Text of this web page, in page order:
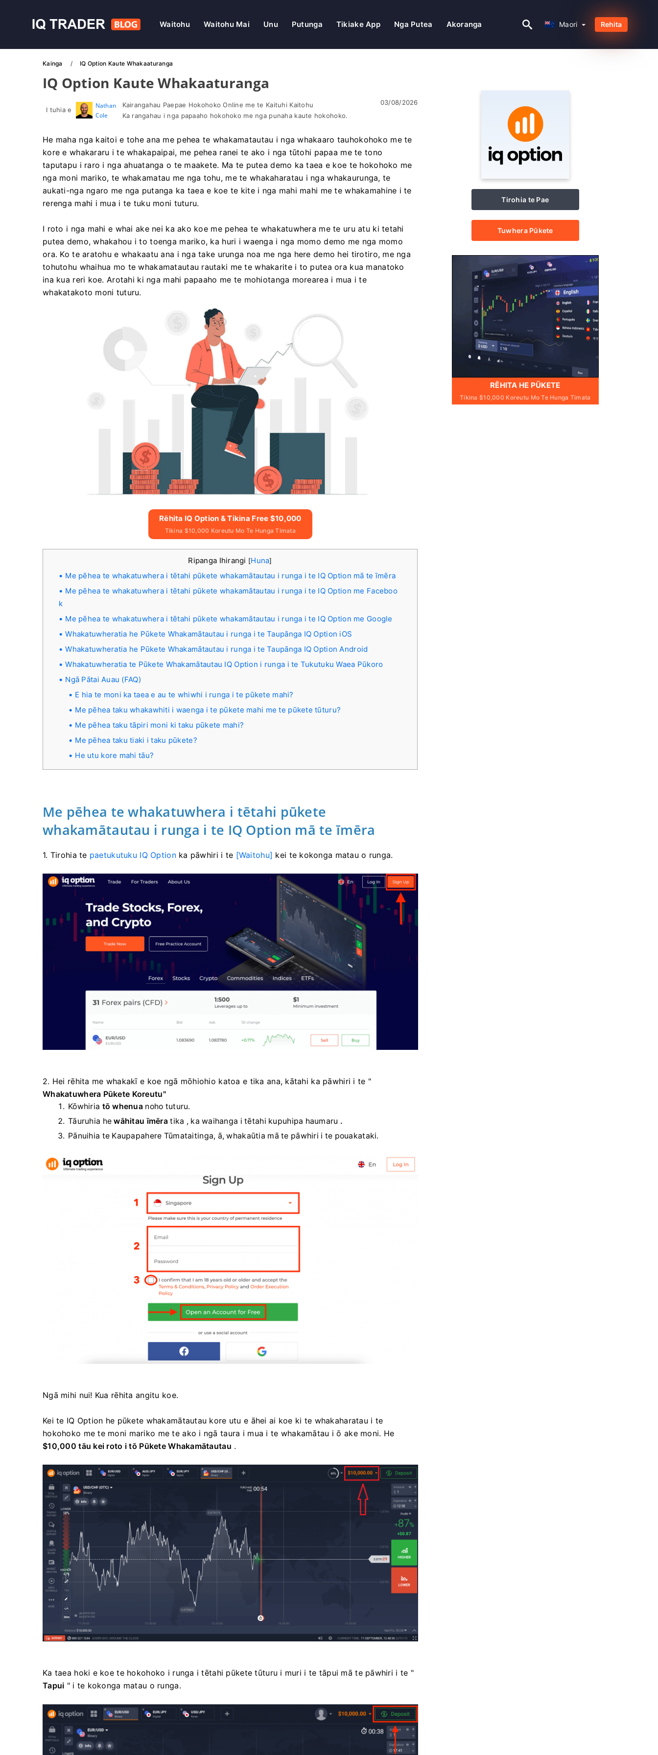
Waitohu Waitohu Mai Unu Putunga Tikiake App Nga Putea Akoranga Maori Rehita
Kainga IQ Option Kaute Whakaaturanga
IQ Option Kaute Whakaaturanga
I tuhia e
Nathan
Cole
Kairangahau Paepae Hokohoko Online me te Kaituhi Kaitohu
Ka rangahau i nga papaaho hokohoko me nga punaha kaute hokohoko.
03/08/2026
He maha nga kaitoi e tohe ana me pehea te whakamatautau i nga whakaaro tauhokohoko me te
kore e whakararu i te whakapaipai, me pehea ranei te ako i nga tūtohi papaa me te tono
taputapu i raro i nga ahuatanga o te maakete. Ma te putea demo ka taea e koe te hokohoko me
nga moni mariko, te whakamatau me nga tohu, me te whakaharatau i nga whakaurunga, te
aukati-nga ngaro me nga putanga ka taea e koe te kite i nga mahi mahi me te whakamahine i te
rerenga mahi i mua i te tuku moni tuturu.
I roto i nga mahi e whai ake nei ka ako koe me pehea te whakatuwhera me te uru atu ki tetahi
putea demo, whakahou i to toenga mariko, ka huri i waenga i nga momo demo me nga momo
ora. Ko te aratohu e whakaatu ana i nga take urunga noa me nga here demo hei tirotiro, me nga
tohutohu whaihua mo te whakamatautau rautaki me te whakarite i to putea ora kua manatoko
ina kua reri koe. Arotahi ki nga mahi papaaho me te mohiotanga morearea i mua i te
whakatakoto moni tuturu.
Rēhita IQ Option & Tikina Free $10,000
Tikina $10,000 Koreutu Mo Te Hunga Timata
Ripanga Ihirangi [Huna]
Me pēhea te whakatuwhera i tētahi pūkete whakamātautau i runga i te IQ Option mā te īmēra
Me pēhea te whakatuwhera i tētahi pūkete whakamātautau i runga i te IQ Option me Faceboo
k
Me pēhea te whakatuwhera i tētahi pūkete whakamātautau i runga i te IQ Option me Google
Whakatuwheratia he Pūkete Whakamātautau i runga i te Taupānga IQ Option iOS
Whakatuwheratia he Pūkete Whakamātautau i runga i te Taupānga IQ Option Android
Whakatuwheratia te Pūkete Whakamātautau IQ Option i runga i te Tukutuku Waea Pūkoro
Ngā Pātai Auau (FAQ)
E hia te moni ka taea e au te whiwhi i runga i te pūkete mahi?
Me pēhea taku whakawhiti i waenga i te pūkete mahi me te pūkete tūturu?
Me pēhea taku tāpiri moni ki taku pūkete mahi?
Me pēhea taku tiaki i taku pūkete?
He utu kore mahi tāu?
Me pēhea te whakatuwhera i tētahi pūkete
whakamātautau i runga i te IQ Option mā te īmēra
1. Tirohia te paetukutuku IQ Optionka pāwhiri i te [Waitohu] kei te kokonga matau o runga.
2. Hei rēhita me whakakī e koe ngā mōhiohio katoa e tika ana, kātahi ka pāwhiri i te "
Whakatuwhera Pūkete Koreutu"
Kōwhiria tō whenua noho tuturu.
Tāuruhia hewāhitau īmēra tika , ka waihanga i tētahi kupuhipa haumaru .
Pānuihia te Kaupapahere Tūmataitinga, ā, whakaūtia mā te pāwhiri i te pouakataki.
Ngā mihi nui! Kua rēhita angitu koe.
Kei te IQ Option he pūkete whakamātautau kore utu e āhei ai koe ki te whakaharatau i te
hokohoko me te moni mariko me te ako i ngā taura i mua i te whakamātau i ō ake moni. He
$10,000 tāu kei roto i tō Pūkete Whakamātautau .
Ka taea hoki e koe te hokohoko i runga i tētahi pūkete tūturu i muri i te tāpui mā te pāwhiri i te "
Tapui " i te kokonga matau o runga.
Tirohia te Pae
Tuwhera Pūkete
RĒHITA HE PŪKETE
Tikina $10,000 Koreutu Mo Te Hunga Timata